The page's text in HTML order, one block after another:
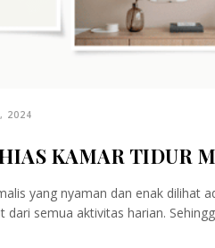
2024
KAMAR TIDUR
yang nyaman dan enak dilihat
dari semua aktivitas harian.